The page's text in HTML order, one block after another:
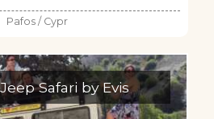
Pafos / Cypr
Safari by Evis